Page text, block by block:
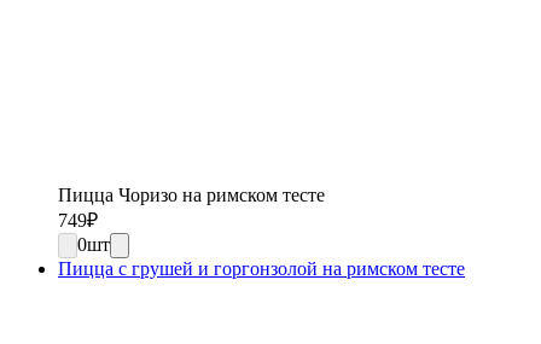
Пицца Чоризо на римском тесте
749₽
0шт
Пицца с грушей и горгонзолой на римском тесте